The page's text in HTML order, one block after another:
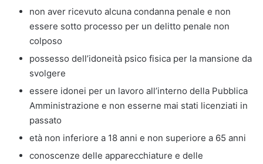
non aver ricevuto alcuna condanna penale e non
essere sotto processo per un delitto penale non
colposo
possesso dell’idoneità psico fisica per la mansione da
svolgere
essere idonei per un lavoro all’interno della Pubblica
Amministrazione e non esserne mai stati licenziati in
passato
età non inferiore a 18 anni e non superiore a 65 anni
conoscenze delle apparecchiature e delle